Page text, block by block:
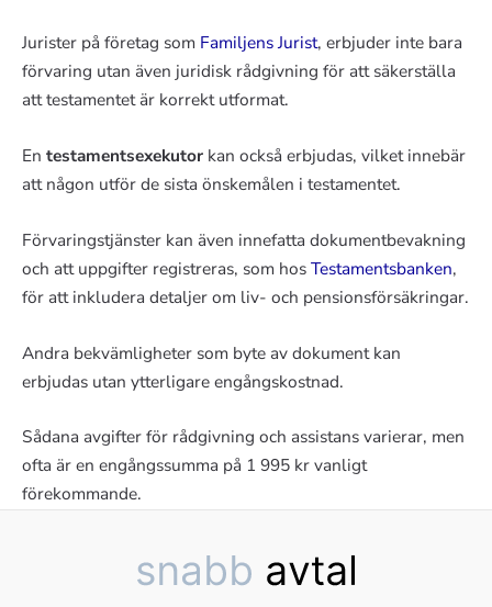
Jurister på företag som Familjens Jurist, erbjuder inte bara
förvaring utan även juridisk rådgivning för att säkerställa
att testamentet är korrekt utformat.
En testamentsexekutor kan också erbjudas, vilket innebär
att någon utför de sista önskemålen i testamentet.
Förvaringstjänster kan även innefatta dokumentbevakning
och att uppgifter registreras, som hosTestamentsbanken,
för att inkludera detaljer om liv- och pensionsförsäkringar.
Andra bekvämligheter som byte av dokument kan
erbjudas utan ytterligare engångskostnad.
Sådana avgifter för rådgivning och assistans varierar, men
ofta är en engångssumma på 1 995 kr vanligt
förekommande.